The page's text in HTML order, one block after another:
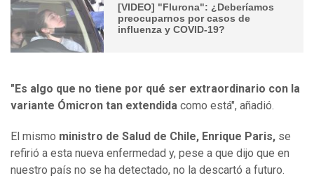
[VIDEO] "Flurona": ¿Deberíamos
preocuparnos por casos de
influenza y COVID-19?
"Es algo que no tiene por qué ser extraordinario con la
variante Ómicron tan extendida como está", añadió.
El mismo ministro de Salud de Chile, Enrique Paris, se
refirió a esta nueva enfermedad y, pese a que dijo que en
nuestro país no se ha detectado, no la descartó a futuro.